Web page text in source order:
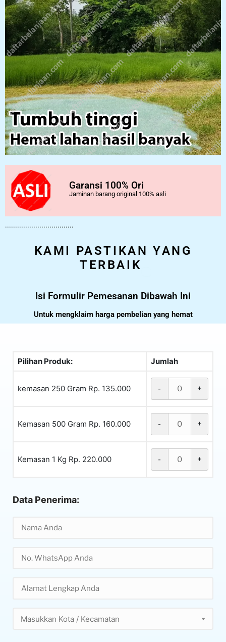
Garansi 100% Ori
Jaminan barang original 100% asli
..................................
KAMI PASTIKAN YANG
TERBAIK
Isi Formulir Pemesanan Dibawah Ini
Untuk mengklaim harga pembelian yang hemat
Pilihan Produk: Jumlah
kemasan 250 Gram Rp. 135.000 - +
Kemasan 500 Gram Rp. 160.000 - +
Kemasan 1 Kg Rp. 220.000 - +
Data Penerima:
Masukkan Kota / Kecamatan